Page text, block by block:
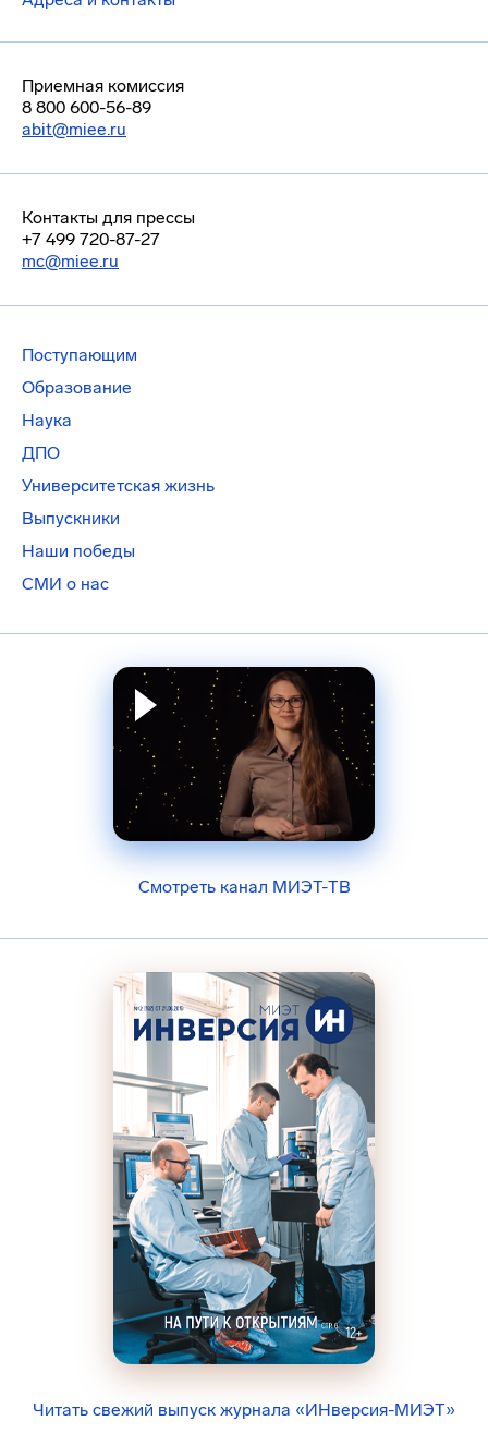
Приемная комиссия
8 800 600-56-89
abit@miee.ru
Контакты для прессы
+7 499 720-87-27
mc@miee.ru
Поступающим
Образование
Наука
ДПО
Университетская жизнь
Выпускники
Наши победы
СМИ о нас
Смотреть канал МИЭТ-ТВ
Читать свежий выпуск журнала «ИНверсия-МИЭТ»